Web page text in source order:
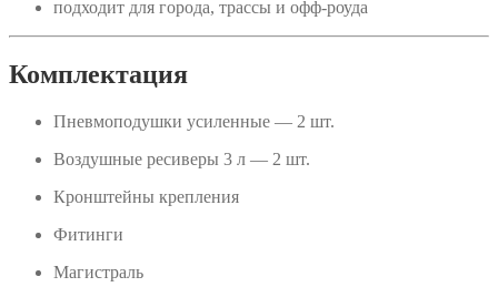
подходит для города, трассы и офф-роуда
Комплектация
Пневмоподушки усиленные — 2 шт.
Воздушные ресиверы 3 л — 2 шт.
Кронштейны крепления
Фитинги
Магистраль